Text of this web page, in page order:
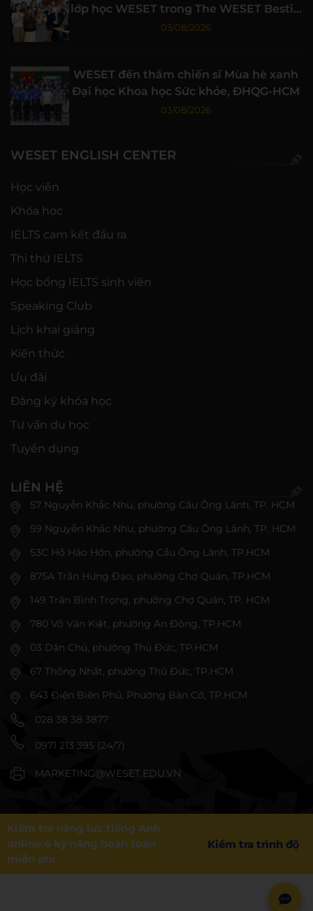
lớp học WESET trong The WESET Bestie
tập 3
03/08/2026
WESET đến thăm chiến sĩ Mùa hè xanh
Đại học Khoa học Sức khỏe, ĐHQG-HCM
03/08/2026
WESET ENGLISH CENTER
Học viên
Khóa học
IELTS cam kết đầu ra
Thi thử IELTS
Học bổng IELTS sinh viên
Speaking Club
Lịch khai giảng
Kiến thức
Ưu đãi
Đăng ký khóa học
Tư vấn du học
Tuyển dụng
LIÊN HỆ
57 Nguyễn Khắc Nhu, phường Cầu Ông Lãnh, TP. HCM
59 Nguyễn Khắc Nhu, phường Cầu Ông Lãnh, TP. HCM
53C Hồ Hảo Hớn, phường Cầu Ông Lãnh, TP.HCM
875A Trần Hưng Đạo, phường Chợ Quán, TP.HCM
149 Trần Bình Trọng, phường Chợ Quán, TP. HCM
780 Võ Văn Kiệt, phường An Đông, TP.HCM
03 Dân Chủ, phường Thủ Đức, TP.HCM
67 Thống Nhất, phường Thủ Đức, TP.HCM
643 Điện Biên Phủ, Phường Bàn Cờ, TP.HCM
028 38 38 3877
0971 213 395 (24/7)
MARKETING@WESET.EDU.VN
Kiểm tra năng lực tiếng Anh
online 4 kỹ năng hoàn toàn
miễn phí
Kiểm tra trình độ